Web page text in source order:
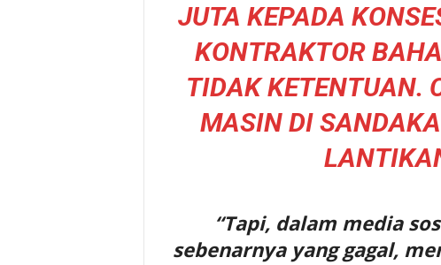
JUTA KEPADA
KONTRAKTOR
TIDAK KETENTUAN.
MASIN DI
“Tapi, dalam media
sebenarnya yang gagal,